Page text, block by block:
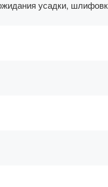
усадки,